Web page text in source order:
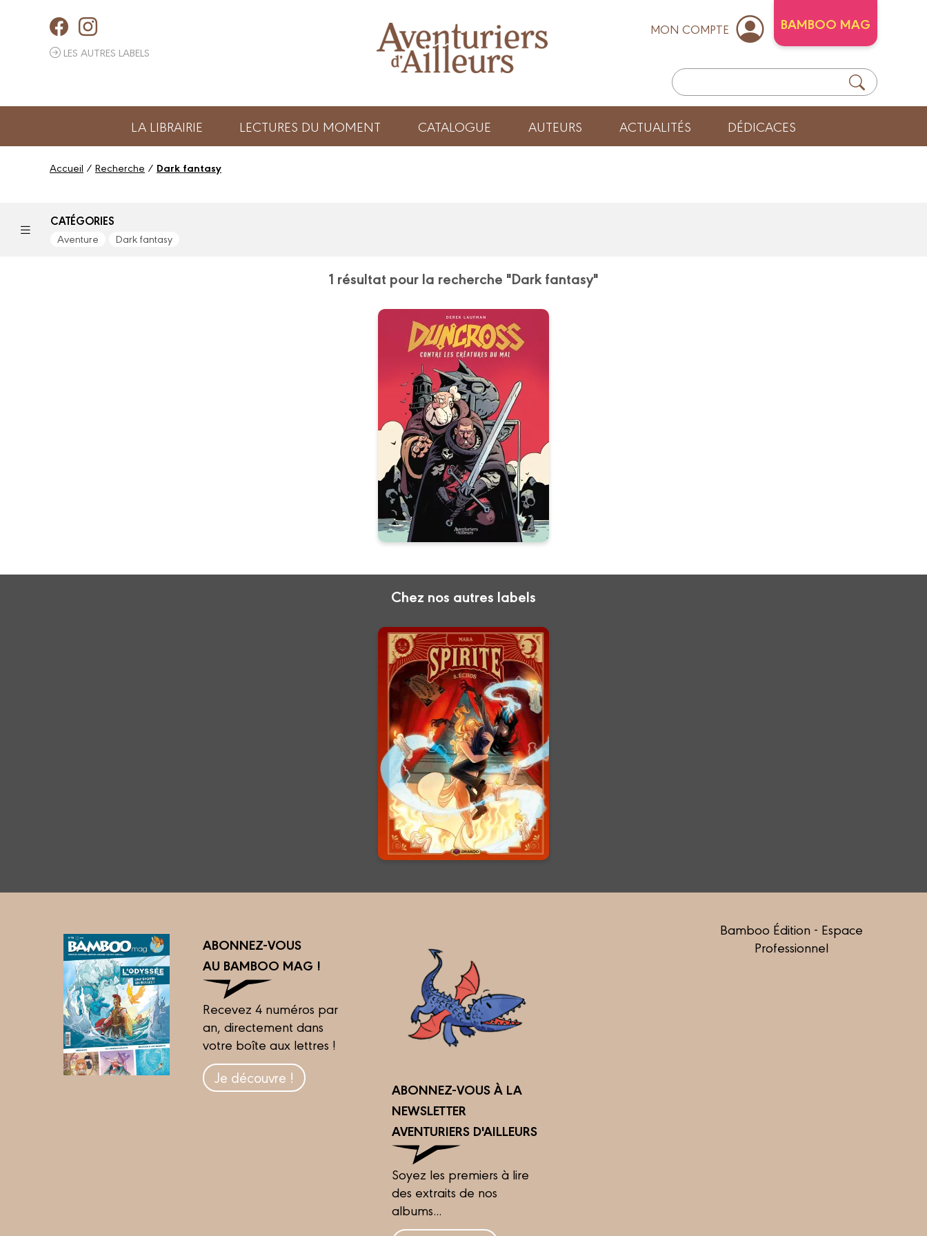
LES AUTRES LABELS
MON COMPTE BAMBOO MAG
LA LIBRAIRIE LECTURES DU MOMENT CATALOGUE AUTEURS ACTUALITÉS DÉDICACES
Accueil / Recherche / Dark fantasy
CATÉGORIES
Aventure Dark fantasy
1 résultat pour la recherche "Dark fantasy"
Duncross
Date de parution :
30/04/2025
Fun et action dans la Dark
Fantasy !
Chez nos autres labels
Spirite
Vol.03/4
Date de parution :
29/01/2025
Les frontières de la réalité se
brouillent quand l’amour et la
mort s’entremêlent…
En voir +
ABONNEZ-VOUS
AU BAMBOO MAG !
Recevez 4 numéros par
an, directement dans
votre boîte aux lettres !
Je découvre !
ABONNEZ-VOUS À LA
NEWSLETTER
AVENTURIERS D'AILLEURS
Soyez les premiers à lire
des extraits de nos
albums...
Bamboo Édition - Espace
Professionnel